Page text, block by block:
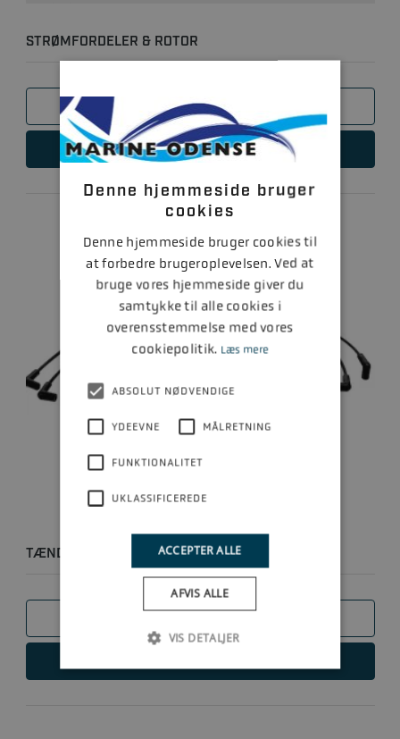
STRØMFORDELER & ROTOR
SAMMENLIGN
LÆS MERE
TÆNDKABLER V6
Denne hjemmeside bruger
cookies
Denne hjemmeside bruger cookies til
at forbedre brugeroplevelsen. Ved at
bruge vores hjemmeside giver du
samtykke til alle cookies i
overensstemmelse med vores
cookiepolitik. Læs mere
ABSOLUT NØDVENDIGE
YDEEVNE MÅLRETNING
FUNKTIONALITET
UKLASSIFICEREDE
ACCEPTER ALLE
AFVIS ALLE
VIS DETALJER